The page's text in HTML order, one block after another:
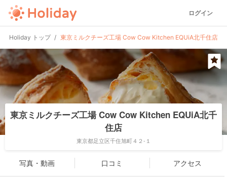
ログイン
Holiday トップ 東京ミルクチーズ工場 Cow Cow Kitchen EQUiA北千住店
東京ミルクチーズ工場 Cow Cow Kitchen EQUiA北千
住店
東京都足立区千住旭町４２-１
写真・動画 口コミ アクセス